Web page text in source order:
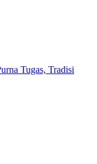
Tugas, Tradisi